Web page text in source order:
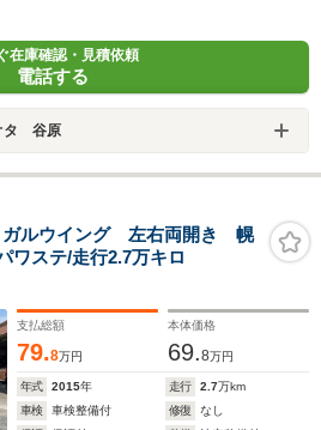
在庫確認・見積依頼
電話する
タ 谷原
ステ/走行2.7万キロ
支払総額
79.8万円
本体価格
69.8万円
年式 2015年 走行 2.7万km
車検
車検整備付 修復
なし